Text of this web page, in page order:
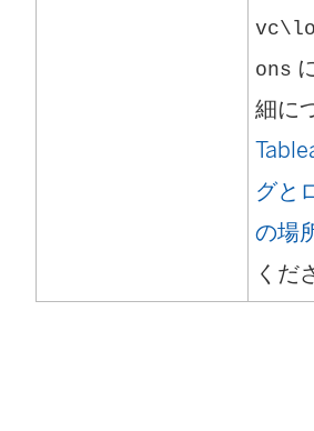
ons
細に
グと
の場
くだ